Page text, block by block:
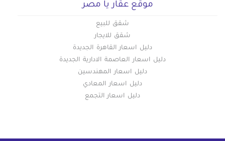
موقع عقار يا مصر
شقق للبيع
شقق للايجار
دليل اسعار القاهرة الجديدة
دليل اسعار العاصمة الادارية الجديدة
دليل اسعار المهندسين
دليل اسعار المعادي
دليل اسعار التجمع